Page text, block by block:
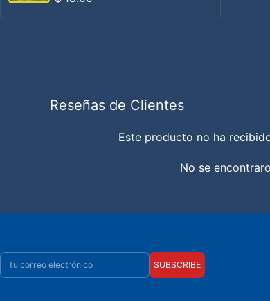
Reseñas de Clientes
Este producto no ha
No se
Correo electrónico
SUBSCRIBE